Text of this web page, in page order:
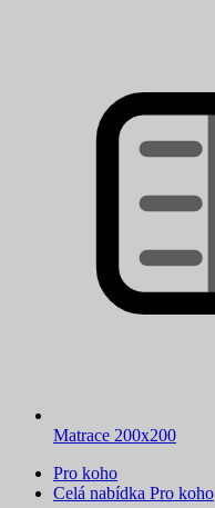
Matrace 200x200
Pro koho
Celá nabídka Pro koho